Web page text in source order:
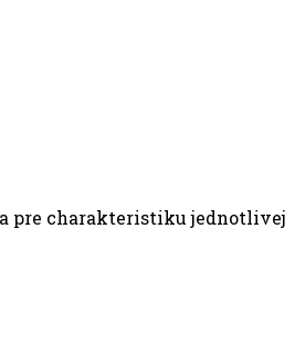
pre charakteristiku jednotlivej